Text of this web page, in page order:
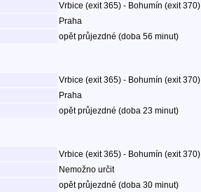
Vrbice (exit 365) - Bohumín (exit 370)
Praha
opět průjezdné (doba 56 minut)
Vrbice (exit 365) - Bohumín (exit 370)
Praha
opět průjezdné (doba 23 minut)
Vrbice (exit 365) - Bohumín (exit 370)
Nemožno určit
opět průjezdné (doba 30 minut)